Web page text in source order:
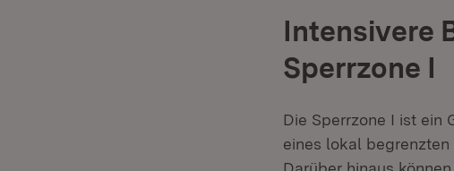
Intensivere
Sperrzone I
Die Sperrzone I ist ein
eines lokal begrenzten